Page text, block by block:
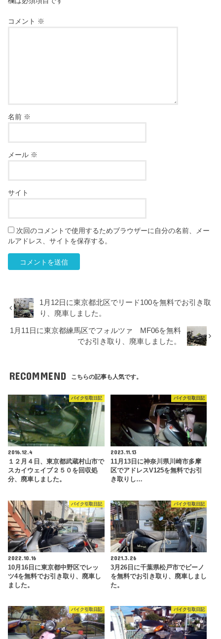
コメント ※
名前 ※
メール ※
サイト
次回のコメントで使用するためブラウザーに自分の名前、メー
ルアドレス、サイトを保存する。
1月12日に東京都北区でリード100を無料でお引き取
り、廃車しました。
1月11日に東京都練馬区でフォルツァ MF06を無料
でお引き取り、廃車しました。
RECOMMEND こちらの記事も人気です。
バイク引取日記
2016.12.4
１２月４日、東京都武蔵村山市で
スカイウェイブ２５０を回収処
分、廃車しました。
バイク引取日記
2023.11.13
11月13日に神奈川県川崎市多摩
区でアドレスV125を無料でお引
き取りし…
バイク引取日記
2022.10.16
10月16日に東京都中野区でレッ
ツ4を無料でお引き取り、廃車し
ました。
バイク引取日記
2021.3.26
3月26日に千葉県松戸市でビーノ
を無料でお引き取り、廃車しまし
た。
バイク引取日記 バイク引取日記